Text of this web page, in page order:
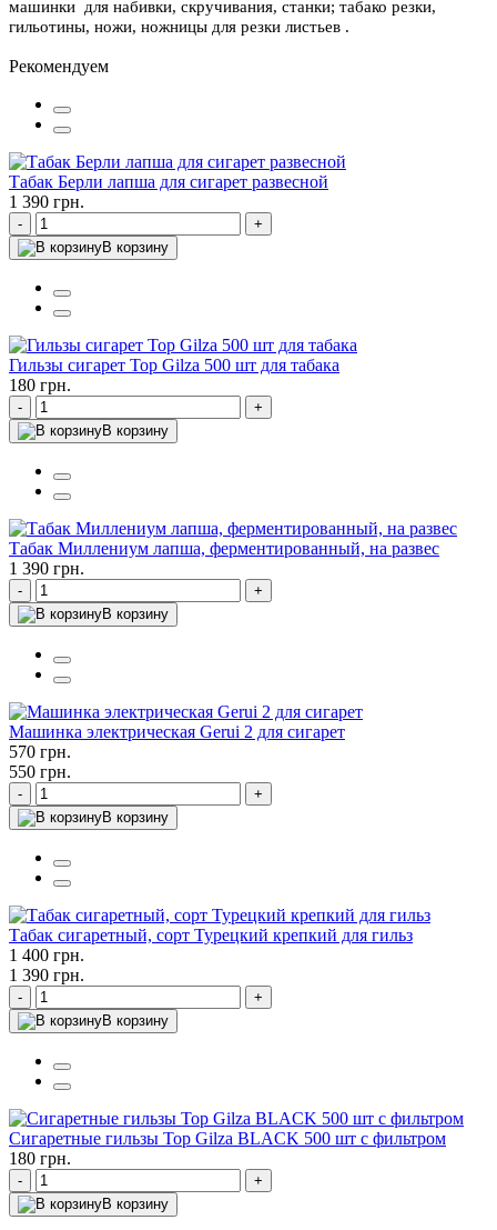
машинки для набивки, скручивания, станки; табако резки,
гильотины, ножи, ножницы для резки листьев .
Рекомендуем
Табак Берли лапша для сигарет развесной
1 390 грн.
-
+
В корзину
Гильзы сигарет Top Gilza 500 шт для табака
180 грн.
-
+
В корзину
Табак Миллениум лапша, ферментированный, на развес
1 390 грн.
-
+
В корзину
Машинка электрическая Gerui 2 для сигарет
570 грн.
550 грн.
-
+
В корзину
Табак сигаретный, сорт Турецкий крепкий для гильз
1 400 грн.
1 390 грн.
-
+
В корзину
Сигаретные гильзы Top Gilza BLACK 500 шт с фильтром
180 грн.
-
+
В корзину